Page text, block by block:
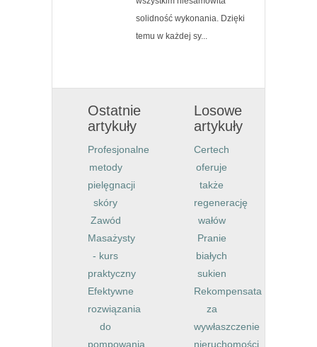
solidność wykonania. Dzięki
temu w każdej sy...
Ostatnie
artykuły
Profesjonalne
metody
pielęgnacji
skóry
Zawód
Masażysty
- kurs
praktyczny
Efektywne
rozwiązania
do
pompowania
Losowe
artykuły
Certech
oferuje
także
regenerację
wałów
Pranie
białych
sukien
Rekompensata
za
wywłaszczenie
nieruchomości